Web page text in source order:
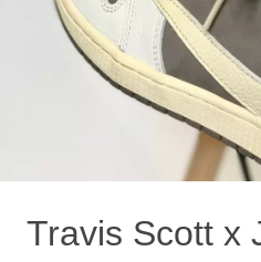
Travis Scott x